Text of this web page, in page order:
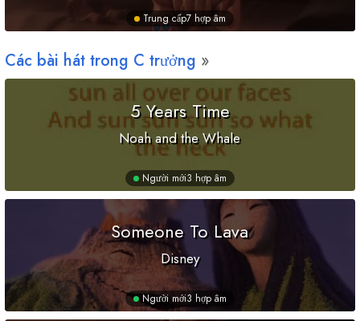
Trung cấp7 hợp âm
Các bài hát trong C trưởng
5 Years Time
Noah and the Whale
Người mới3 hợp âm
Someone To Lava
Disney
Người mới3 hợp âm